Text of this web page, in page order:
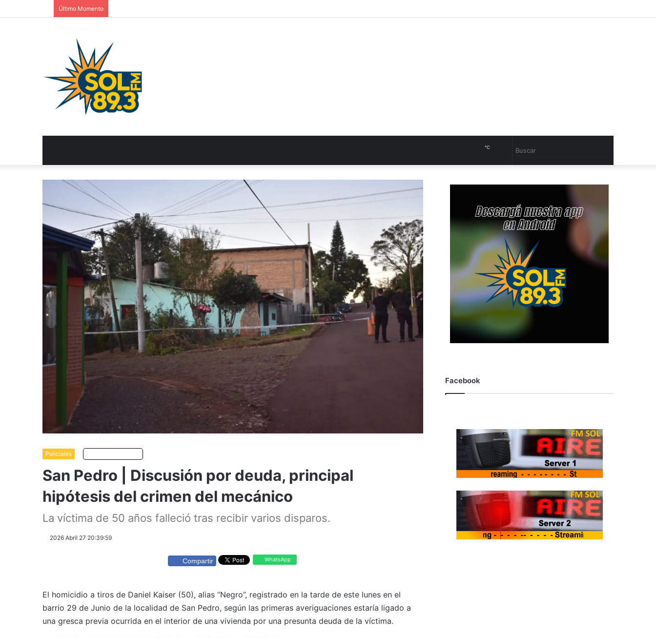
Último Momento
Cambiar
℃
Policiales
San Pedro | Discusión por deuda, principal
hipótesis del crimen del mecánico
La víctima de 50 años falleció tras recibir varios disparos.
2026 Abril 27 20:39:59
Compartir WhatsApp
El homicidio a tiros de Daniel Kaiser (50), alias “Negro”, registrado en la tarde de este lunes en el
barrio 29 de Junio de la localidad de San Pedro, según las primeras averiguaciones estaría ligado a
una gresca previa ocurrida en el interior de una vivienda por una presunta deuda de la víctima.
Facebook